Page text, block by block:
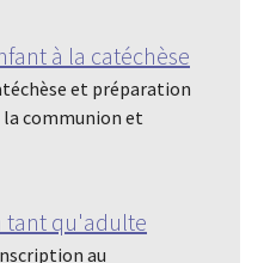
à la catéchèse
et préparation
la communion et
tant qu'adulte
au